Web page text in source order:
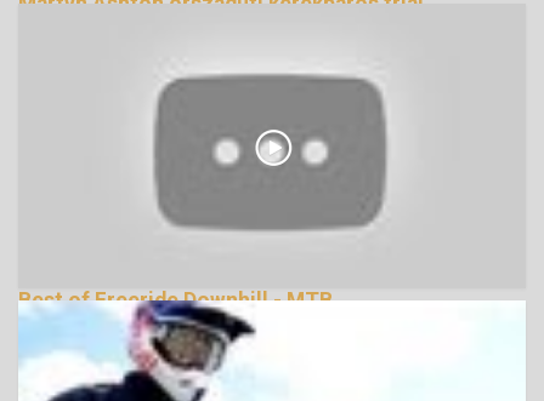
Best of Freeride Downhill - MTB
134605 Nézetek